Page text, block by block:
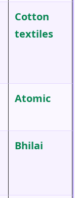
Cotton
textiles
Atomic
Bhilai